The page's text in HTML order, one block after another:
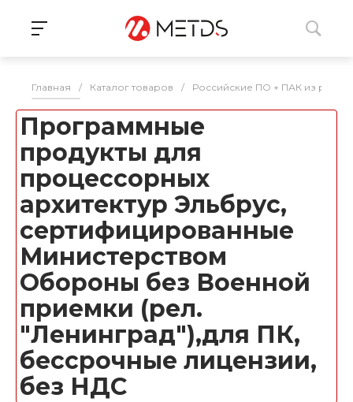
Главная / Каталог товаров / Российские ПО + ПАК из
Программные
продукты для
процессорных
архитектур Эльбрус,
сертифицированные
Министерством
Обороны без Военной
приемки (рел.
"Ленинград"),для ПК,
бессрочные лицензии,
без НДС